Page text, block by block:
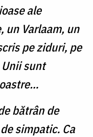
ale
un Varlaam, un
pe ziduri, pe
sunt
bătrân de
simpatic. Ca